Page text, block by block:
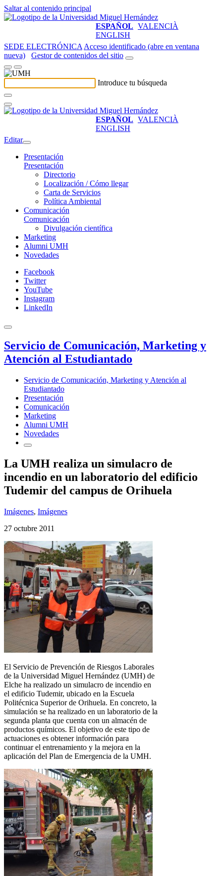
Saltar al contenido principal
ESPAÑOL VALENCIÀ
ENGLISH
SEDE ELECTRÓNICA Acceso identificado (abre en ventana
nueva)
Gestor de contenidos del sitio
Introduce tu búsqueda
ESPAÑOL VALENCIÀ
ENGLISH
Editar
Presentación
Presentación
Directorio
Localización / Cómo llegar
Carta de Servicios
Política Ambiental
Comunicación
Comunicación
Divulgación científica
Marketing
Alumni UMH
Novedades
Facebook
Twitter
YouTube
Instagram
LinkedIn
Servicio de Comunicación, Marketing y
Atención al Estudiantado
Servicio de Comunicación, Marketing y Atención al
Estudiantado
Presentación
Comunicación
Marketing
Alumni UMH
Novedades
La UMH realiza un simulacro de
incendio en un laboratorio del edificio
Tudemir del campus de Orihuela
Imágenes, Imágenes
27 octubre 2011
El Servicio de Prevención de Riesgos Laborales
de la Universidad Miguel Hernández (UMH) de
Elche ha realizado un simulacro de incendio en
el edificio Tudemir, ubicado en la Escuela
Politécnica Superior de Orihuela. En concreto, la
simulación se ha realizado en un laboratorio de la
segunda planta que cuenta con un almacén de
productos químicos. El objetivo de este tipo de
actuaciones es obtener información para
continuar el entrenamiento y la mejora en la
aplicación del Plan de Emergencia de la UMH.